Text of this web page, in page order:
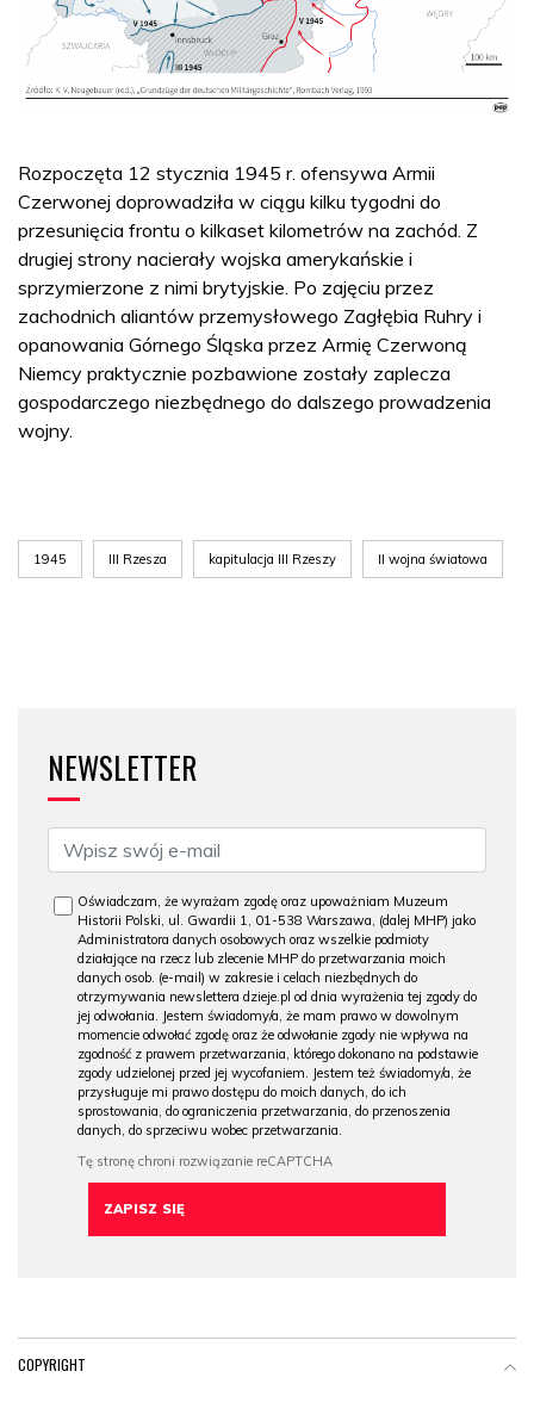
Rozpoczęta 12 stycznia 1945 r. ofensywa Armii
Czerwonej doprowadziła w ciągu kilku tygodni do
przesunięcia frontu o kilkaset kilometrów na zachód. Z
drugiej strony nacierały wojska amerykańskie i
sprzymierzone z nimi brytyjskie. Po zajęciu przez
zachodnich aliantów przemysłowego Zagłębia Ruhry i
opanowania Górnego Śląska przez Armię Czerwoną
Niemcy praktycznie pozbawione zostały zaplecza
gospodarczego niezbędnego do dalszego prowadzenia
wojny.
1945 III Rzesza kapitulacja III Rzeszy II wojna światowa
NEWSLETTER
Oświadczam, że wyrażam zgodę oraz upoważniam Muzeum
Historii Polski, ul. Gwardii 1, 01-538 Warszawa, (dalej MHP) jako
Administratora danych osobowych oraz wszelkie podmioty
działające na rzecz lub zlecenie MHP do przetwarzania moich
danych osob. (e-mail) w zakresie i celach niezbędnych do
otrzymywania newslettera dzieje.pl od dnia wyrażenia tej zgody do
jej odwołania. Jestem świadomy/a, że mam prawo w dowolnym
momencie odwołać zgodę oraz że odwołanie zgody nie wpływa na
zgodność z prawem przetwarzania, którego dokonano na podstawie
zgody udzielonej przed jej wycofaniem. Jestem też świadomy/a, że
przysługuje mi prawo dostępu do moich danych, do ich
sprostowania, do ograniczenia przetwarzania, do przenoszenia
danych, do sprzeciwu wobec przetwarzania.
COPYRIGHT